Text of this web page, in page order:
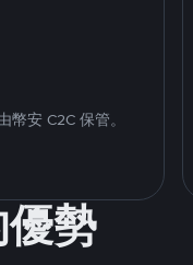
安 C2C 保管。
勢